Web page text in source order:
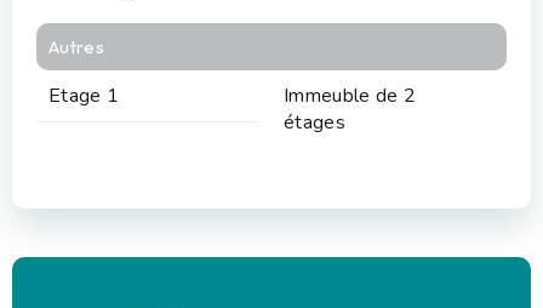
Autres
Etage 1
Immeuble de 2
étages